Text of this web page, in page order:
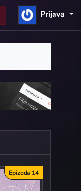
Prijava
Epizoda 14